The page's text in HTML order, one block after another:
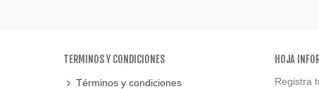
TERMINOS Y CONDICIONES
Términos y condiciones
HOJA
Registra